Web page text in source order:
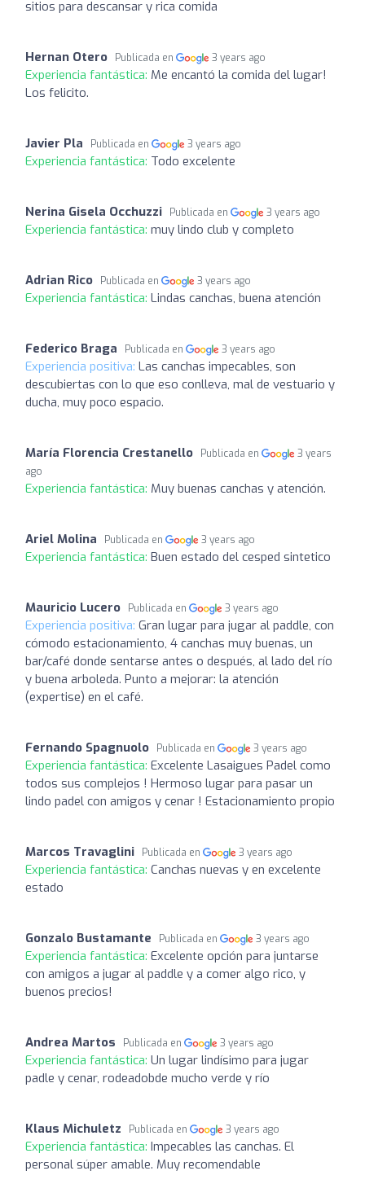
sitios para descansar y rica comida
Hernan Otero Publicada en 3 years ago
Experiencia fantástica: Me encantó la comida del lugar!
Los felicito.
Javier Pla Publicada en 3 years ago
Experiencia fantástica: Todo excelente
Nerina Gisela Occhuzzi Publicada en 3 years ago
Experiencia fantástica: muy lindo club y completo
Adrian Rico Publicada en 3 years ago
Experiencia fantástica: Lindas canchas, buena atención
Federico Braga Publicada en 3 years ago
Experiencia positiva: Las canchas impecables, son
descubiertas con lo que eso conlleva, mal de vestuario y
ducha, muy poco espacio.
María Florencia Crestanello Publicada en
3 years
ago
Experiencia fantástica: Muy buenas canchas y atención.
Ariel Molina Publicada en 3 years ago
Experiencia fantástica: Buen estado del cesped sintetico
Mauricio Lucero Publicada en 3 years ago
Experiencia positiva: Gran lugar para jugar al paddle, con
cómodo estacionamiento, 4 canchas muy buenas, un
bar/café donde sentarse antes o después, al lado del río
y buena arboleda. Punto a mejorar: la atención
(expertise) en el café.
Fernando Spagnuolo Publicada en 3 years ago
Experiencia fantástica: Excelente Lasaigues Padel como
todos sus complejos ! Hermoso lugar para pasar un
lindo padel con amigos y cenar ! Estacionamiento propio
Marcos Travaglini Publicada en 3 years ago
Experiencia fantástica: Canchas nuevas y en excelente
estado
Gonzalo Bustamante Publicada en 3 years ago
Experiencia fantástica: Excelente opción para juntarse
con amigos a jugar al paddle y a comer algo rico, y
buenos precios!
Andrea Martos Publicada en 3 years ago
Experiencia fantástica: Un lugar lindísimo para jugar
padle y cenar, rodeadobde mucho verde y río
Klaus Michuletz Publicada en 3 years ago
Experiencia fantástica: Impecables las canchas. El
personal súper amable. Muy recomendable